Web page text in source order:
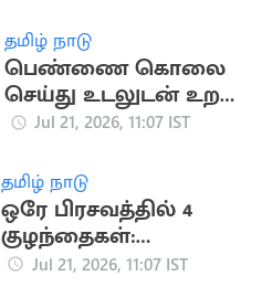
தமிழ் நாடு
பெண்ணை கொலை
செய்து உடலுடன் உறவு
கொண்ட சைக்கோ
Jul 21, 2026, 11:07 IST
தமிழ் நாடு
ஒரே பிரசவத்தில் 4
குழந்தைகள்:
நிதியுதவி கோரும்
Jul 21, 2026, 11:07 IST